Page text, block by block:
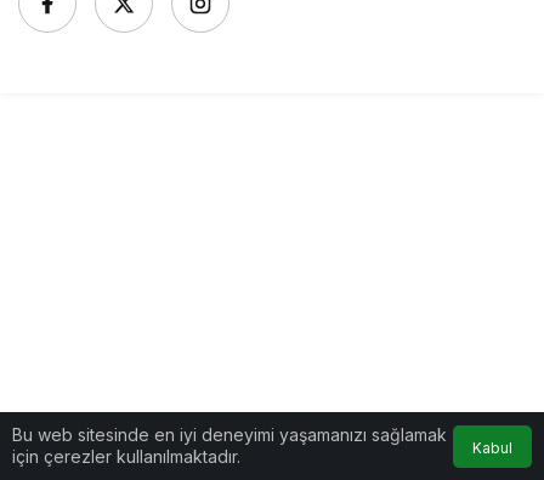
Bu web sitesinde en iyi deneyimi yaşamanızı sağlamak
için çerezler kullanılmaktadır.
Kabul